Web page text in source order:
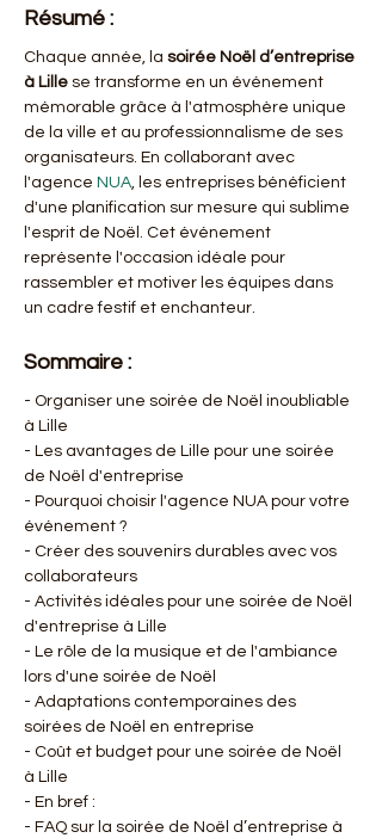
Résumé :
Chaque année, la soirée Noël d’entreprise
à Lille se transforme en un événement
mémorable grâce à l'atmosphère unique
de la ville et au professionnalisme de ses
organisateurs. En collaborant avec
l'agence NUA, les entreprises bénéficient
d'une planification sur mesure qui sublime
l'esprit de Noël. Cet événement
représente l'occasion idéale pour
rassembler et motiver les équipes dans
un cadre festif et enchanteur.
Sommaire :
- Organiser une soirée de Noël inoubliable
à Lille
- Les avantages de Lille pour une soirée
de Noël d'entreprise
- Pourquoi choisir l'agence NUA pour votre
événement ?
- Créer des souvenirs durables avec vos
collaborateurs
- Activités idéales pour une soirée de Noël
d'entreprise à Lille
- Le rôle de la musique et de l'ambiance
lors d'une soirée de Noël
- Adaptations contemporaines des
soirées de Noël en entreprise
- Coût et budget pour une soirée de Noël
à Lille
- En bref :
- FAQ sur la soirée de Noël d’entreprise à